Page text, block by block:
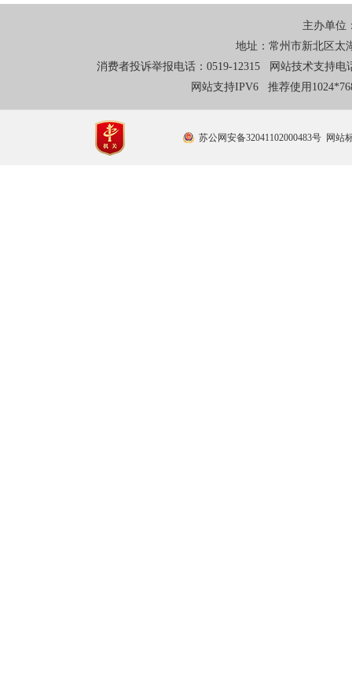
主办单位
地址：常州市新北区
消费者投诉举报电话：0519-12315 网站技术支持电
网站支持IPV6 推荐使用
苏公网安备32041102000483号 网站